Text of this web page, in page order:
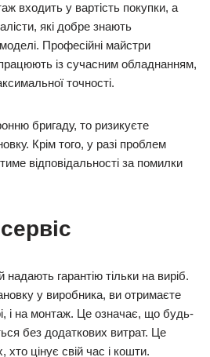
входить у вартість покупки, а
які добре знають
Професійні майстри
із сучасним обладнанням,
точності.
бригаду, то ризикуєте
Крім того, у разі проблем
відповідальності за помилки
гарантію тільки на виріб.
у виробника, ви отримаєте
і на монтаж. Це означає, що будь-
без додаткових витрат. Це
хто цінує свій час і кошти.